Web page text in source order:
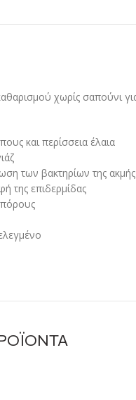
χωρίς σαπούνι
και περίσσεια έλαια
των βακτηρίων της ακμής
της επιδερμίδας
πόρους